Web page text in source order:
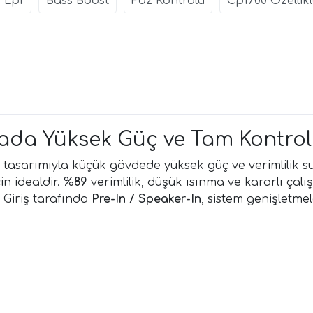
Yüksek Güç ve Tam Kontrol
tasarımıyla küçük gövdede yüksek güç ve verimlilik
idealdir. %89 verimlilik, düşük ısınma ve kararlı
Giriş tarafında Pre-In / Speaker-In, sistem